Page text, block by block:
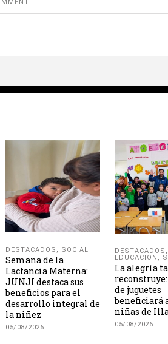
DESTACADOS , SOCIAL
Semana de la
Lactancia Materna:
JUNJI destaca sus
beneficios para el
desarrollo integral de
la niñez
05/08/2026
DESTACADOS ,
EDUCACION ,
La alegría
de juguetes
beneficiará
niñas de
05/08/2026